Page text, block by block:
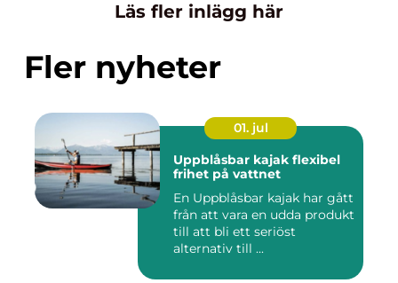
Läs fler inlägg här
Fler nyheter
01. jul
Uppblåsbar kajak flexibel
frihet på vattnet
En Uppblåsbar kajak har gått
från att vara en udda produkt
till att bli ett seriöst
alternativ till ...